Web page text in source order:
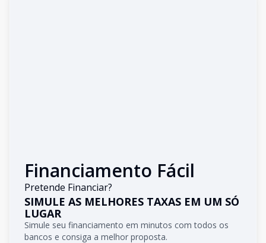
Financiamento Fácil
Pretende Financiar?
SIMULE AS MELHORES TAXAS EM UM SÓ
LUGAR
Simule seu financiamento em minutos com todos os
bancos e consiga a melhor proposta.